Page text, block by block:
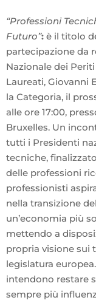
“Professioni
Futuro”: è il titolo
partecipazione da
Nazionale dei
Laureati, Giovanni
la Categoria, il
alle ore 17:00,
Bruxelles. Un
tutti i Presidenti
tecniche,
delle professioni
professionisti
nella transizione
un’economia più
mettendo a
propria visione sui
legislatura
intendono restare
sempre più